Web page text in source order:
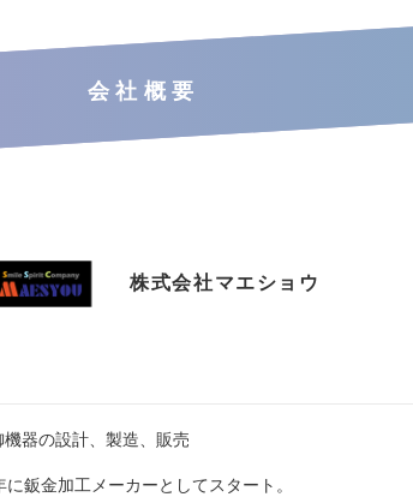
会社概要
株式会社マエショウ
機器の設計、製造、販売
に鈑金加工メーカーとしてスタート。